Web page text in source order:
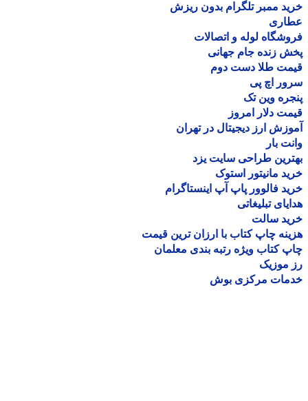
ممبر تلگرام بدون ریزش
لوله و اتصالات
زنده جام جهانی
طلا دست دوم
اچ پی
وین تک
دلار امروز
ارز دیجیتال در تهران
بار
طراحی سایت یزد
مانیتور استوک
فالوور پاپ آپ اینستاگرام
تبلیغاتی
سالت
چاپ کتاب با ارزان ترین قیمت
کتاب ویژه رتبه بندی معلمان
موزیک
مرکزی بوش